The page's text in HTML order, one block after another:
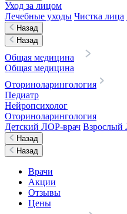
Уход за лицом
Лечебные уходы Чистка лица
Назад
Назад
Общая медицина
Общая медицина
Оториноларингология
Педиатр
Нейропсихолог
Оториноларингология
Детский ЛОР-врач Взрослый
Назад
Назад
Врачи
Акции
Отзывы
Цены